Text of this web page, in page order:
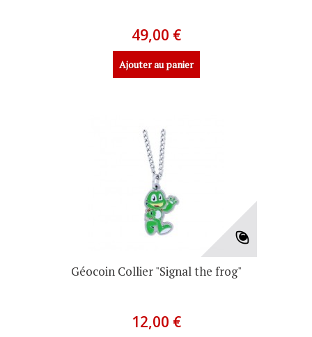
49,00 €
Ajouter au panier
Géocoin Collier "Signal the frog"
12,00 €